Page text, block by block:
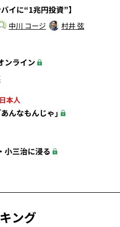
イに“1兆円投資”】
中川 コージ 村井 弦
ンライン
本人
んなもんじゃ」
小三治に浸る
ング